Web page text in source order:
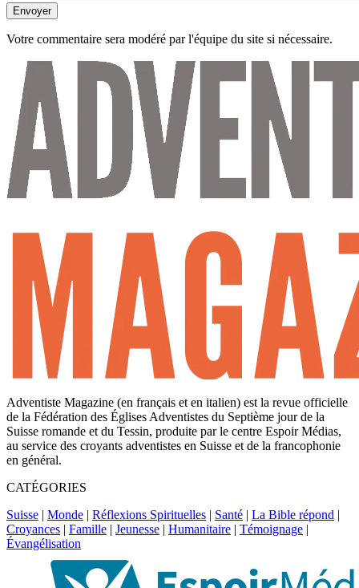
Envoyer
Votre commentaire sera modéré par l'équipe du site si nécessaire.
Adventiste Magazine (en français et en italien) est la revue officielle
de la Fédération des Églises Adventistes du Septième jour de la
Suisse romande et du Tessin, produite par le centre Espoir Médias,
au service des croyants adventistes en Suisse et de la francophonie
en général.
CATÉGORIES
Suisse | Monde | Réflexions Spirituelles | Santé | La Bible répond |
Croyances | Famille | Jeunesse | Humanitaire | Témoignage |
Évangélisation